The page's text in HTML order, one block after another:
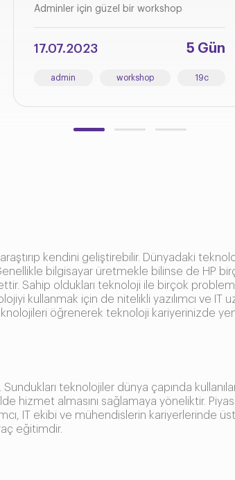
Adminler için güzel bir workshop
17.07.2023 5 Gün
admin workshop 19c
kendini geliştirebilir. Dünyadaki
bilgisayar üretmekle bilinse de HP
Sahip oldukları teknoloji ile birçok
kullanmak için de nitelikli yazılımcı ve
öğrenerek teknoloji kariyerinizde
teknolojiler dünya çapında
hizmet almasını sağlamaya yöneliktir.
IT ekibi ve mühendislerin kariyerlerinde
eğitimdir.